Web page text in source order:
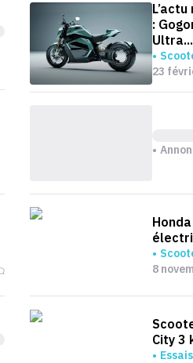
:
Ultra...
23
8
City 3
Essais